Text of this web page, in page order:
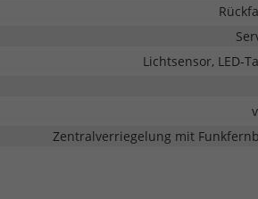
Lichtsensor, LED-
Zentralverriegelung mit